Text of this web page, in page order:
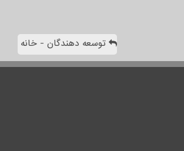
توسعه دهندگان - خانه